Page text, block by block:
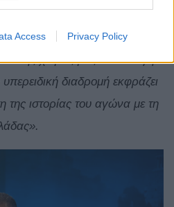
Access Privacy Policy
ακόμη περισσότερο
της χώρας μας. Η επιλογή
διαδρομή εκφράζει
της ιστορίας του αγώνα με τη